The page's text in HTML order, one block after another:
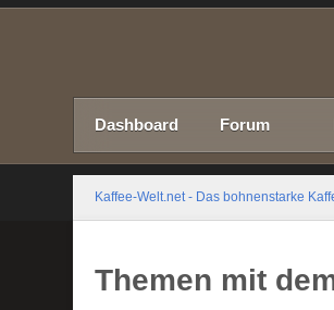
Dashboard Forum
Kaffee-Welt.net - Das bohnenstarke
Themen mit